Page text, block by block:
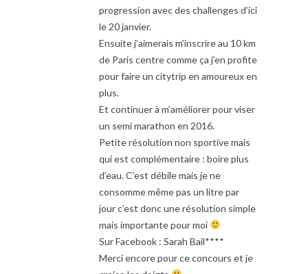
progression avec des challenges d’ici
le 20 janvier.
Ensuite j’aimerais m’inscrire au 10 km
de Paris centre comme ça j’en profite
pour faire un citytrip en amoureux en
plus.
Et continuer à m’améliorer pour viser
un semi marathon en 2016.
Petite résolution non sportive mais
qui est complémentaire : boire plus
d’eau. C’est débile mais je ne
consomme même pas un litre par
jour c’est donc une résolution simple
mais importante pour moi
Sur Facebook : Sarah Bail****
Merci encore pour ce concours et je